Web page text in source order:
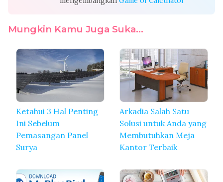
Mungkin Kamu Juga Suka...
Ketahui 3 Hal Penting
Ini Sebelum
Pemasangan Panel
Surya
Arkadia Salah Satu
Solusi untuk Anda yang
Membutuhkan Meja
Kantor Terbaik